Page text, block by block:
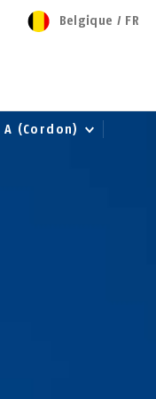
Belgique / FR
(Cordon)